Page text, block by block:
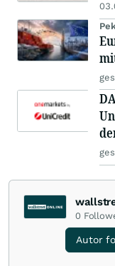
0
Autor